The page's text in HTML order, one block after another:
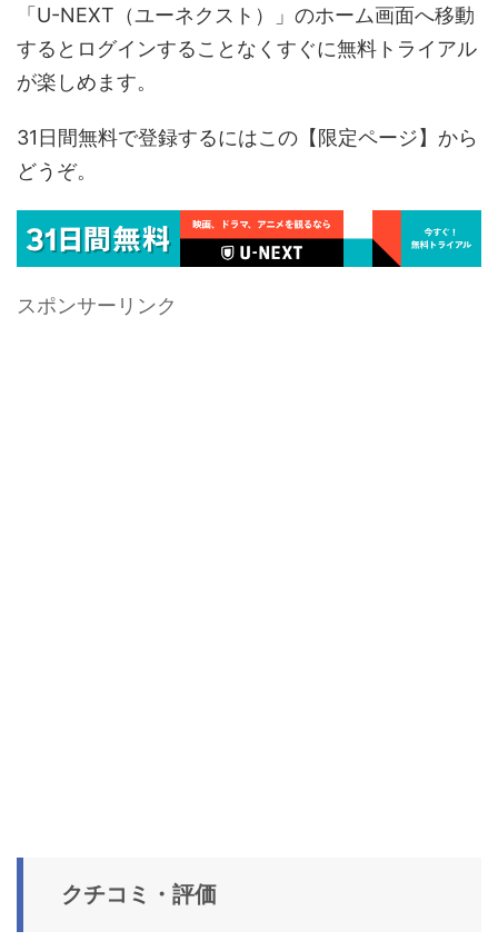
「U-NEXT（ユーネクスト）」のホーム画面へ移動
するとログインすることなくすぐに無料トライアル
が楽しめます。
31日間無料で登録するにはこの【限定ページ】から
どうぞ。
スポンサーリンク
クチコミ・評価